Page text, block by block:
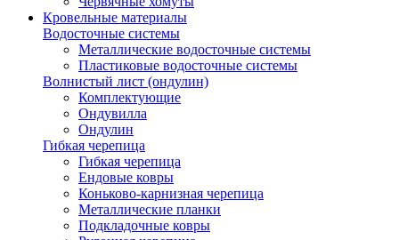
Кровельные материалы
Водосточные системы
Металлические водосточные системы
Пластиковые водосточные системы
Волнистый лист (ондулин)
Комплектующие
Ондувилла
Ондулин
Гибкая черепица
Гибкая черепица
Ендовые ковры
Коньково-карнизная черепица
Металлические планки
Подкладочные ковры